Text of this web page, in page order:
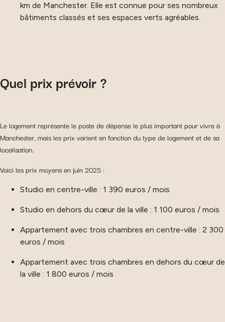
km de Manchester. Elle est connue pour ses nombreux
bâtiments classés et ses espaces verts agréables.
Quel prix prévoir ?
Le logement représente le poste de dépense le plus important pour vivre à
Manchester, mais les prix varient en fonction du type de logement et de sa
localisation.
Voici les prix moyens en juin 2025 :
Studio en centre-ville : 1 390 euros / mois
Studio en dehors du cœur de la ville : 1 100 euros / mois
Appartement avec trois chambres en centre-ville : 2 300
euros / mois
Appartement avec trois chambres en dehors du cœur de
la ville : 1 800 euros / mois